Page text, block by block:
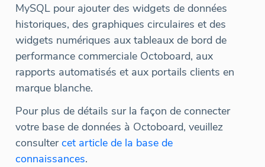
MySQL pour ajouter des widgets de données
historiques, des graphiques circulaires et des
widgets numériques aux tableaux de bord de
performance commerciale Octoboard, aux
rapports automatisés et aux portails clients en
marque blanche.
Pour plus de détails sur la façon de connecter
votre base de données à Octoboard, veuillez
consultercet article de la base de
connaissances.